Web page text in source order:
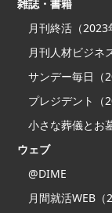
雑誌・書籍
月刊終活（2023
月刊人材ビジネ
サンデー毎日（
プレジデント（
小さな葬儀とお
ウェブ
@DIME
月間就活WEB（